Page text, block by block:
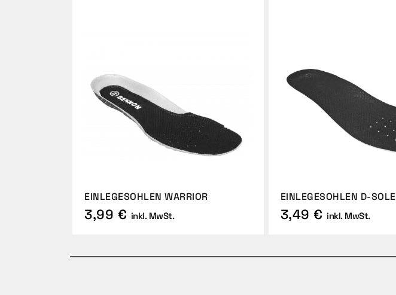
EINLEGESOHLEN WARRIOR
3,99 € inkl. MwSt.
EINLEGESOHLEN D-SOLE
3,49 € inkl. MwSt.